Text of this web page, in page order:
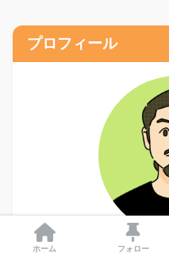
プロフィール
このブログ「こまろぐ」
ホーム フォロー